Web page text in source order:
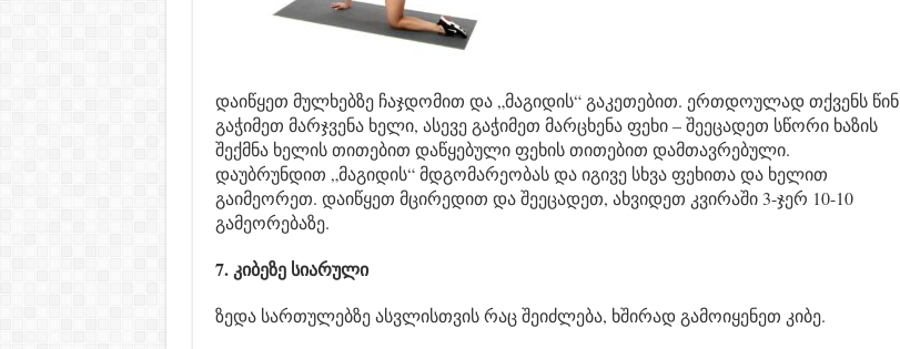
დაიწყეთ მულხებზე ჩაჯდომით და „მაგიდის“ გაკეთებით. ერთდოულად თქვენს წინ
გაჭიმეთ მარჯვენა ხელი, ასევე გაჭიმეთ მარცხენა ფეხი – შეეცადეთ სწორი ხაზის
შექმნა ხელის თითებით დაწყებული ფეხის თითებით დამთავრებული.
დაუბრუნდით „მაგიდის“ მდგომარეობას და იგივე სხვა ფეხითა და ხელით
გაიმეორეთ. დაიწყეთ მცირედით და შეეცადეთ, ახვიდეთ კვირაში 3-ჯერ 10-10
გამეორებაზე.
7. კიბეზე სიარული
ზედა სართულებზე ასვლისთვის რაც შეიძლება, ხშირად გამოიყენეთ კიბე.